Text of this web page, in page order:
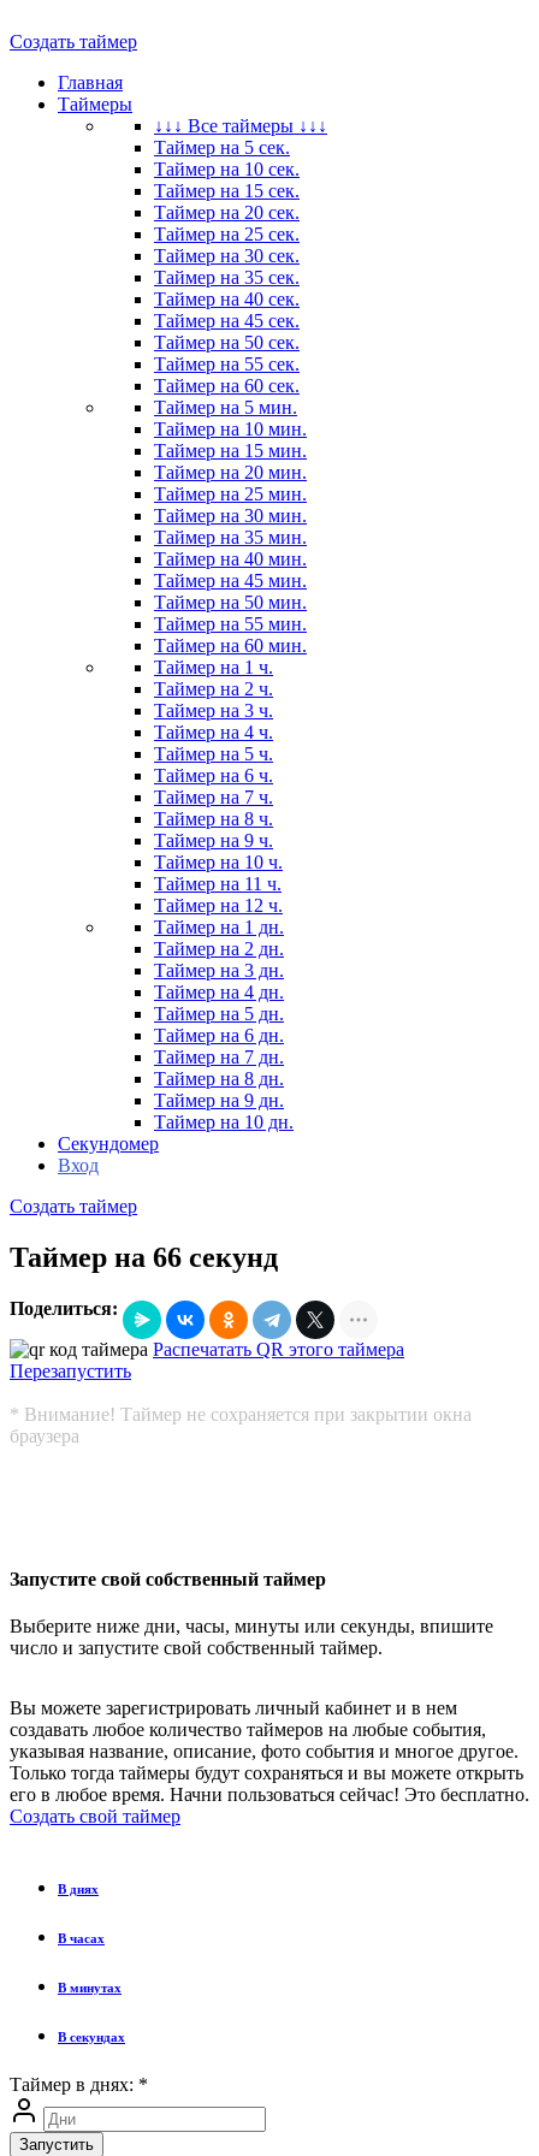
Создать таймер
Главная
Таймеры
↓↓↓ Все таймеры ↓↓↓
Таймер на 5 сек.
Таймер на 10 сек.
Таймер на 15 сек.
Таймер на 20 сек.
Таймер на 25 сек.
Таймер на 30 сек.
Таймер на 35 сек.
Таймер на 40 сек.
Таймер на 45 сек.
Таймер на 50 сек.
Таймер на 55 сек.
Таймер на 60 сек.
Таймер на 5 мин.
Таймер на 10 мин.
Таймер на 15 мин.
Таймер на 20 мин.
Таймер на 25 мин.
Таймер на 30 мин.
Таймер на 35 мин.
Таймер на 40 мин.
Таймер на 45 мин.
Таймер на 50 мин.
Таймер на 55 мин.
Таймер на 60 мин.
Таймер на 1 ч.
Таймер на 2 ч.
Таймер на 3 ч.
Таймер на 4 ч.
Таймер на 5 ч.
Таймер на 6 ч.
Таймер на 7 ч.
Таймер на 8 ч.
Таймер на 9 ч.
Таймер на 10 ч.
Таймер на 11 ч.
Таймер на 12 ч.
Таймер на 1 дн.
Таймер на 2 дн.
Таймер на 3 дн.
Таймер на 4 дн.
Таймер на 5 дн.
Таймер на 6 дн.
Таймер на 7 дн.
Таймер на 8 дн.
Таймер на 9 дн.
Таймер на 10 дн.
Секундомер
Вход
Создать таймер
Таймер на 66 секунд
Поделиться:
Распечатать QR этого таймера
Перезапустить
* Внимание! Таймер не сохраняется при закрытии окна
браузера
Запустите свой собственный таймер
Выберите ниже дни, часы, минуты или секунды, впишите
число и запустите свой собственный таймер.
Вы можете зарегистрировать личный кабинет и в нем
создавать любое количество таймеров на любые события,
указывая название, описание, фото события и многое другое.
Только тогда таймеры будут сохраняться и вы можете открыть
его в любое время. Начни пользоваться сейчас! Это бесплатно.
Создать свой таймер
В днях
В часах
В минутах
В секундах
Таймер в днях: *
Запустить